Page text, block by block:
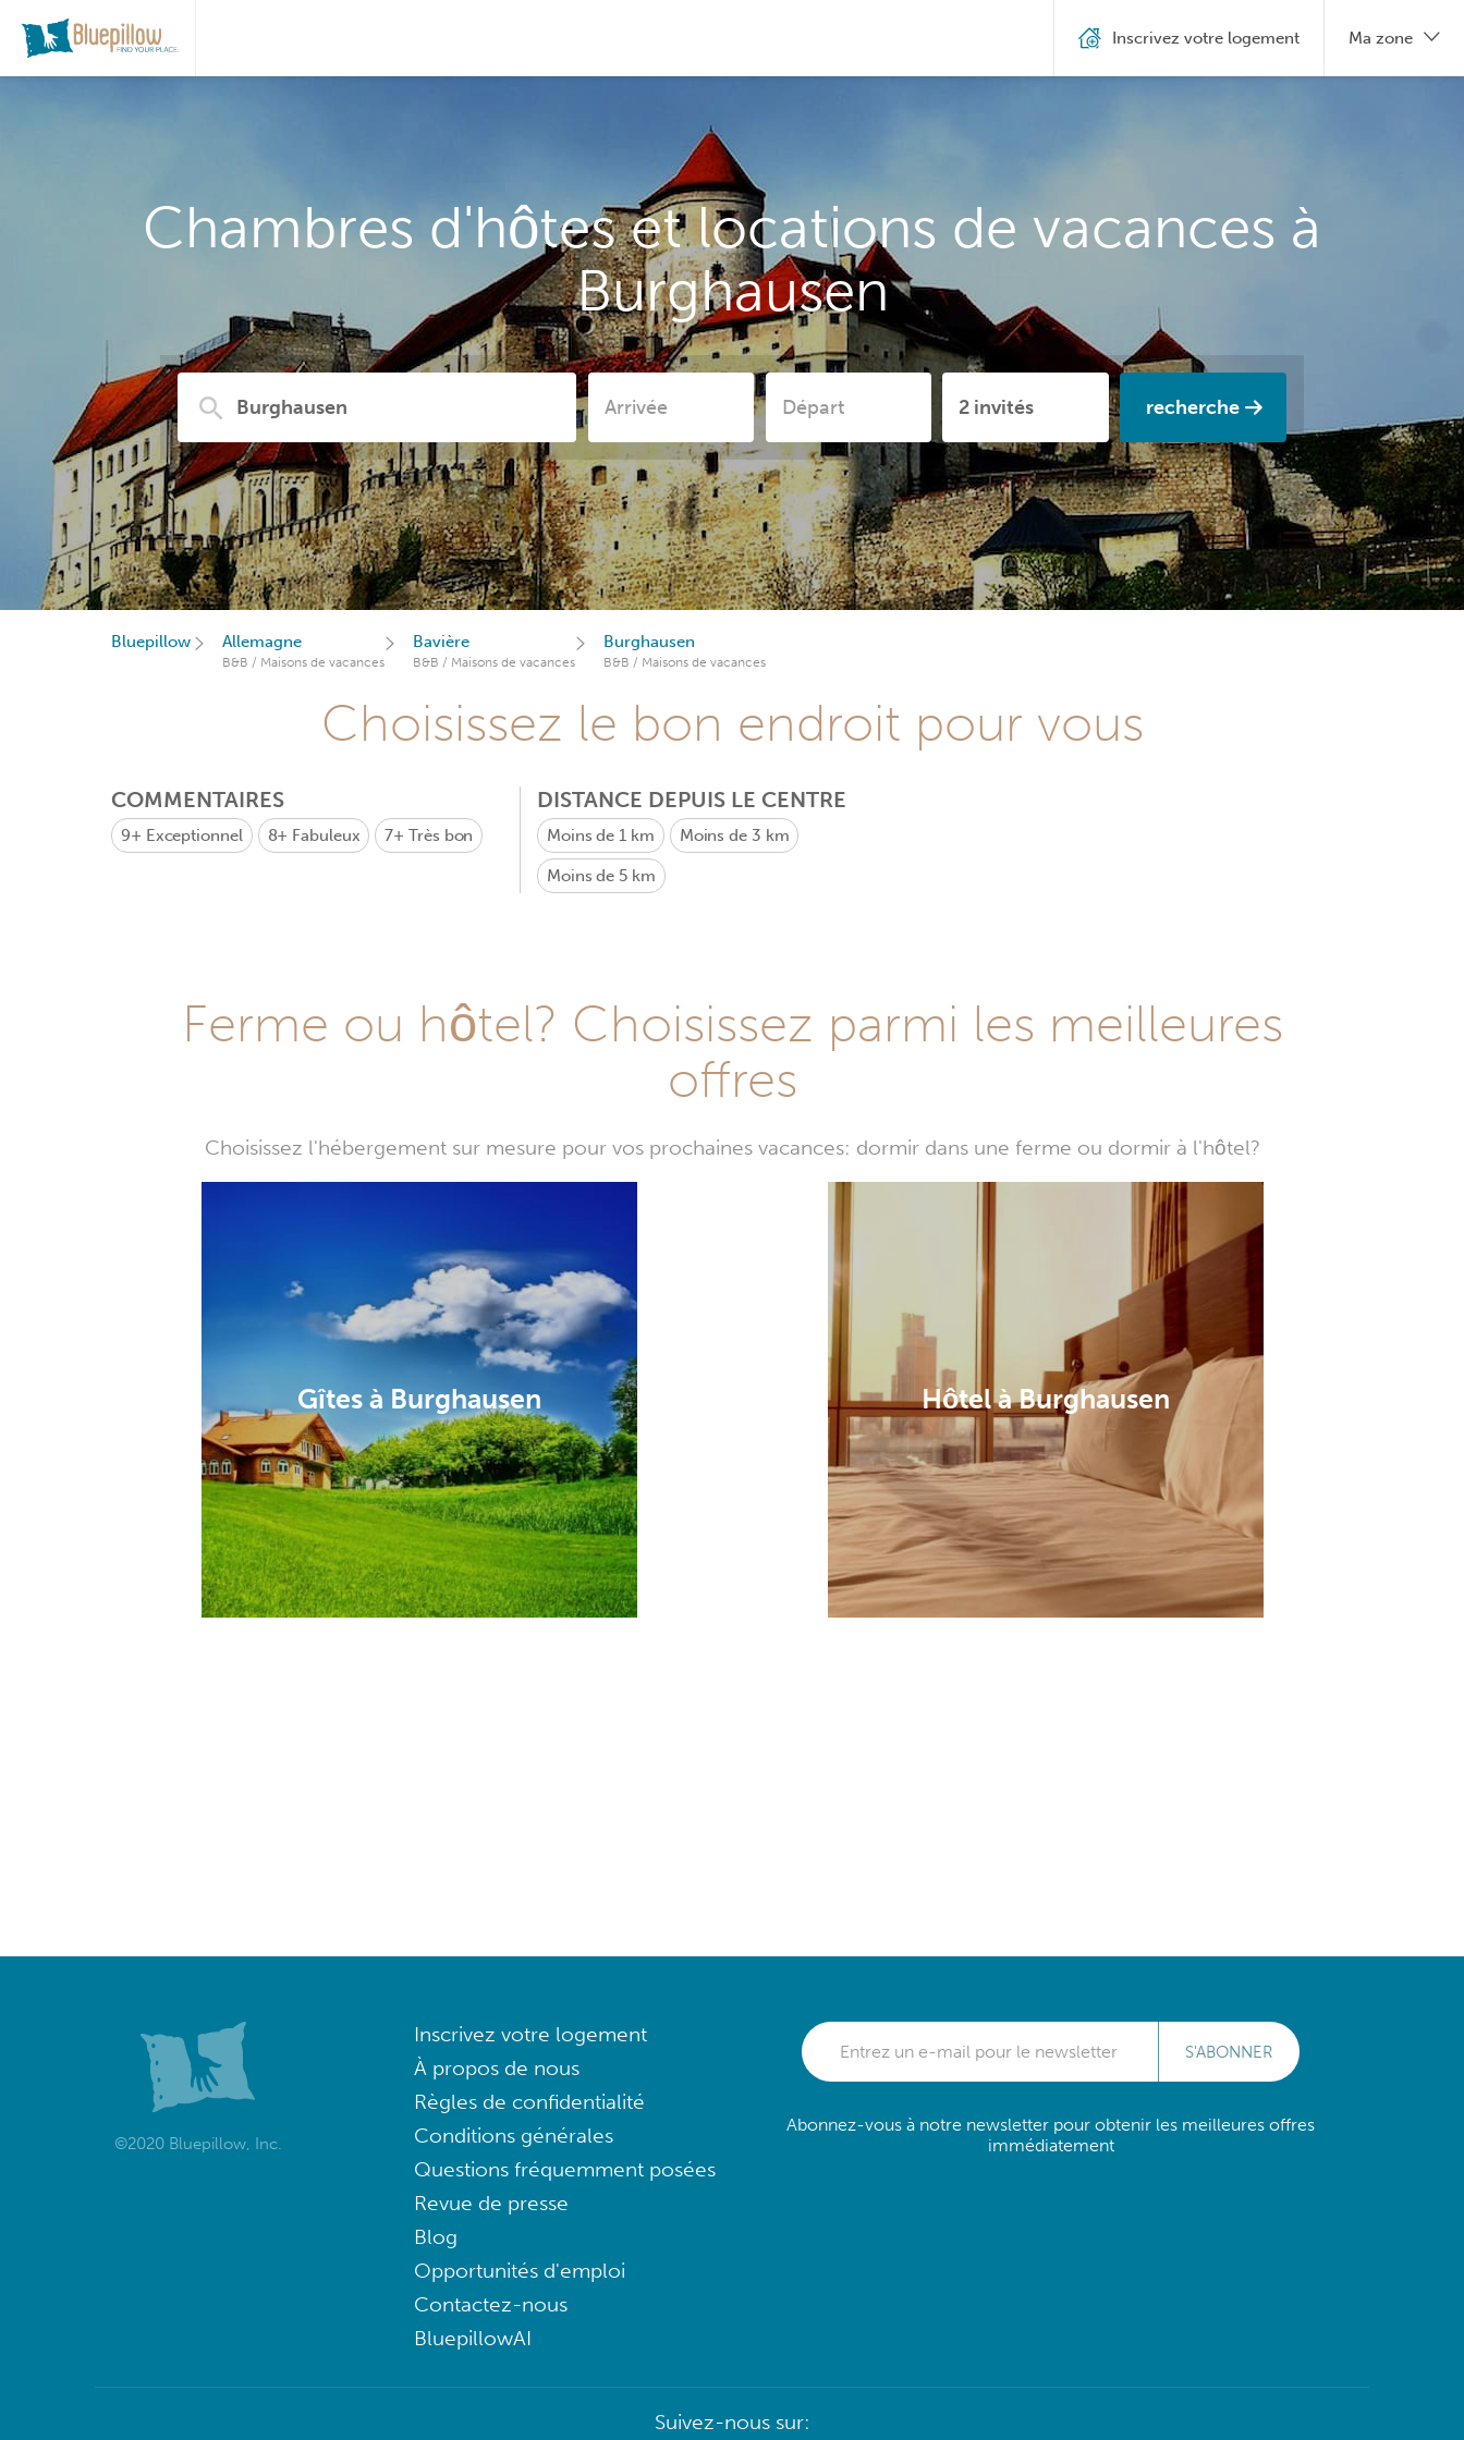
Chambres d'hôtes et locations de vacances à
Burghausen
recherche
Inscrivez votre logement Ma zone
Bluepillow Allemagne
B&B / Maisons de vacances
Bavière
B&B / Maisons de vacances
Burghausen
B&B / Maisons de vacances
Choisissez le bon endroit pour vous
COMMENTAIRES
9+ Exceptionnel 8+ Fabuleux 7+Très bon
DISTANCE DEPUIS LE CENTRE
Moins de 1 km Moins de 3 km
Moins de 5 km
Ferme ou hôtel? Choisissez parmi les meilleures
offres
Choisissez l'hébergement sur mesure pour vos prochaines vacances: dormir dans une ferme ou dormir à l'hôtel?
Gîtes à Burghausen Hôtel à Burghausen
©2020 Bluepillow, Inc.
Inscrivez votre logement
À propos de nous
Règles de confidentialité
Conditions générales
Questions fréquemment posées
Revue de presse
Blog
Opportunités d'emploi
Contactez-nous
BluepillowAI
S'ABONNER
Abonnez-vous à notre newsletter pour obtenir les meilleures offres
immédiatement
Suivez-nous sur: